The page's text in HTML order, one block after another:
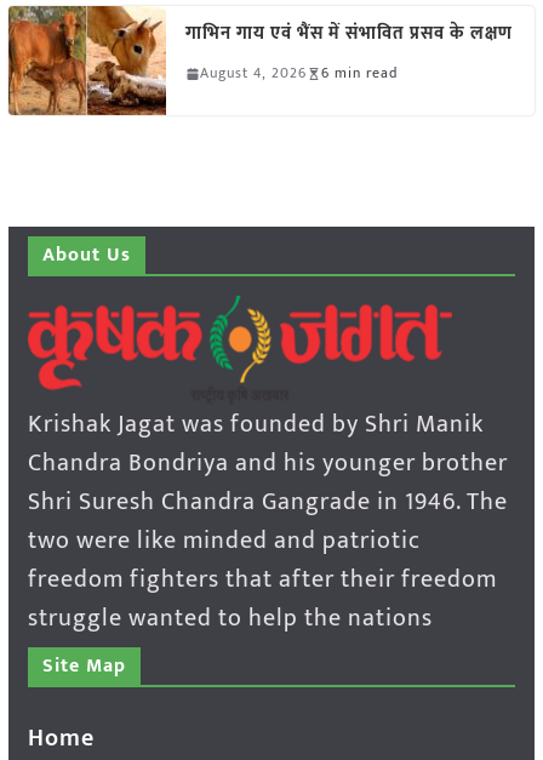
गाभिन गाय एवं भैंस में संभावित प्रसव के लक्षण
August 4, 2026 6 min read
About Us
Krishak Jagat was founded by Shri Manik
Chandra Bondriya and his younger brother
Shri Suresh Chandra Gangrade in 1946. The
two were like minded and patriotic
freedom fighters that after their freedom
struggle wanted to help the nations
Site Map
Home